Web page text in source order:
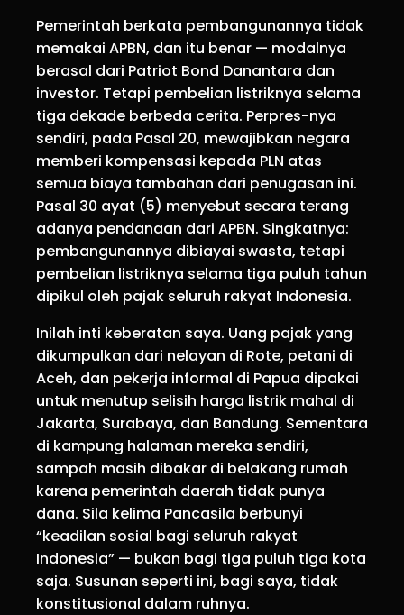
Pemerintah berkata pembangunannya tidak
memakai APBN, dan itu benar — modalnya
berasal dari Patriot Bond Danantara dan
investor. Tetapi pembelian listriknya selama
tiga dekade berbeda cerita. Perpres-nya
sendiri, pada Pasal 20, mewajibkan negara
memberi kompensasi kepada PLN atas
semua biaya tambahan dari penugasan ini.
Pasal 30 ayat (5) menyebut secara terang
adanya pendanaan dari APBN. Singkatnya:
pembangunannya dibiayai swasta, tetapi
pembelian listriknya selama tiga puluh tahun
dipikul oleh pajak seluruh rakyat Indonesia.
Inilah inti keberatan saya. Uang pajak yang
dikumpulkan dari nelayan di Rote, petani di
Aceh, dan pekerja informal di Papua dipakai
untuk menutup selisih harga listrik mahal di
Jakarta, Surabaya, dan Bandung. Sementara
di kampung halaman mereka sendiri,
sampah masih dibakar di belakang rumah
karena pemerintah daerah tidak punya
dana. Sila kelima Pancasila berbunyi
“keadilan sosial bagi seluruh rakyat
Indonesia” — bukan bagi tiga puluh tiga kota
saja. Susunan seperti ini, bagi saya, tidak
konstitusional dalam ruhnya.